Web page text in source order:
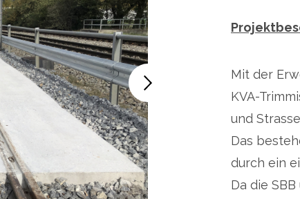
Mit der
KVA-
und
Das
durch ein
Da die